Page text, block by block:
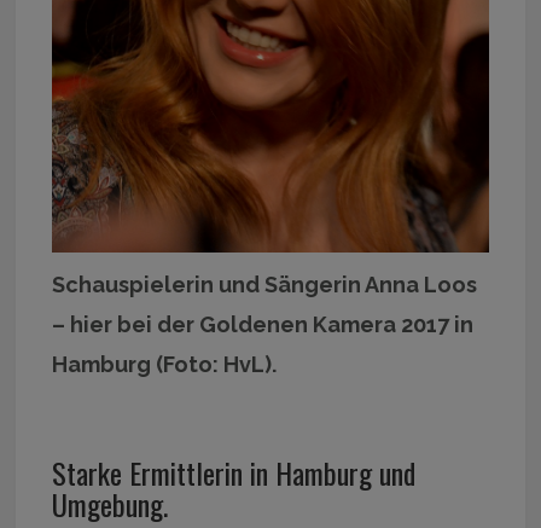
Schauspielerin und Sängerin Anna Loos
– hier bei der Goldenen Kamera 2017 in
Hamburg (Foto: HvL).
Starke Ermittlerin in Hamburg und
Umgebung.